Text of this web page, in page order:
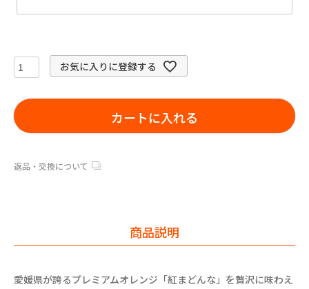
お気に入りに登録する
カートに入れる
返品・交換について
商品説明
愛媛県が誇るプレミアムオレンジ「紅まどんな」を贅沢に味わえ